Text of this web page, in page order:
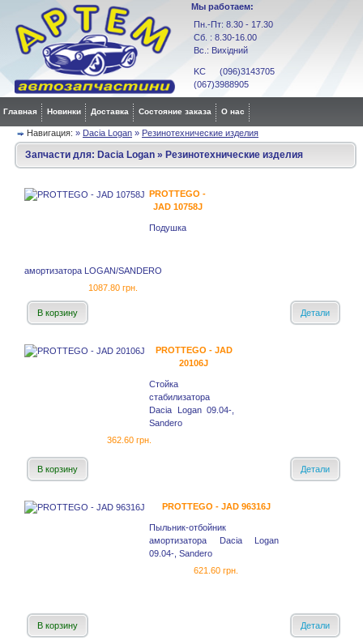
Мы работаем:
Пн.-Пт: 8.30 - 17.30
Сб. : 8.30-16.00
Вс.: Вихідний
KC (096)3143705
(067)3988905
Главная Новинки Доставка Состояние заказа О нас
Навигация: » Dacia Logan » Резинотехнические изделия
Запчасти для: Dacia Logan » Резинотехнические изделия
PROTTEGO -
JAD 10758J
Подушка
амортизатора LOGAN/SANDERO
1087.80 грн.
В корзину Детали
PROTTEGO - JAD
20106J
Стойка
стабилизатора
Dacia Logan 09.04-,
Sandero
362.60 грн.
В корзину Детали
PROTTEGO - JAD 96316J
Пыльник-отбойник
амортизатора Dacia Logan
09.04-, Sandero
621.60 грн.
В корзину Детали